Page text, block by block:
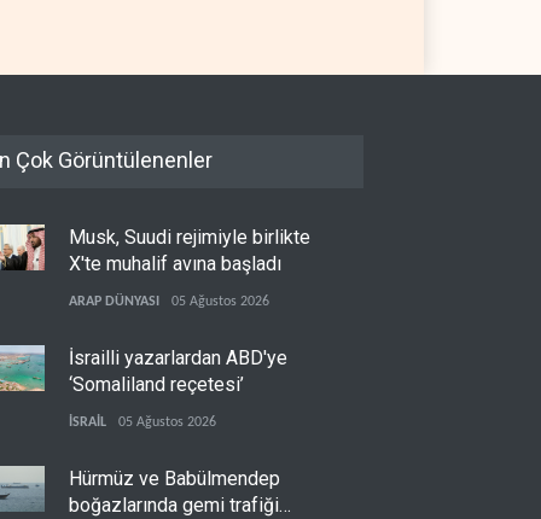
Çok Görüntülenenler
Musk, Suudi rejimiyle birlikte
X'te muhalif avına başladı
ARAP DÜNYASI 05 Ağustos 2026
İsrailli yazarlardan ABD'ye
‘Somaliland reçetesi’
İSRAİL 05 Ağustos 2026
Hürmüz ve Babülmendep
boğazlarında gemi trafiği